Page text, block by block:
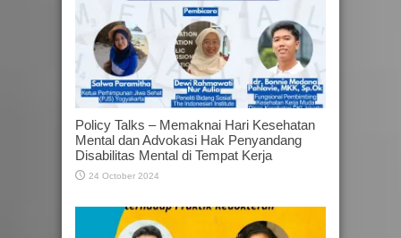
Policy Talks – Memaknai Hari Kesehatan
Mental dan Advokasi Hak Penyandang
Disabilitas Mental di Tempat Kerja
24 October 2024